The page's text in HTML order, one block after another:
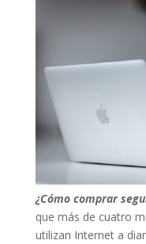
¿Cómo comprar
que más de cuatro
utilizan Internet a